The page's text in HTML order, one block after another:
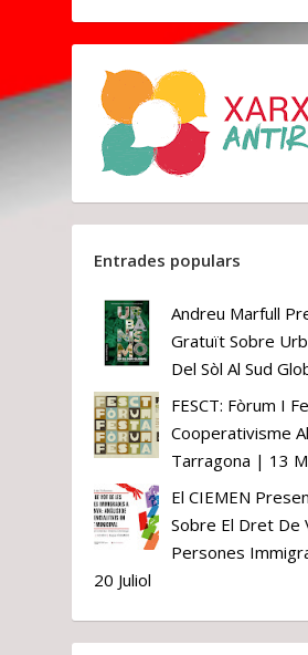
Entrades populars
Andreu Marfull
Gratuït Sobre
Del Sòl Al Sud
FESCT: Fòrum I
Cooperativisme
Tarragona | 13
El CIEMEN
Sobre El Dret De
Persones
20 Juliol